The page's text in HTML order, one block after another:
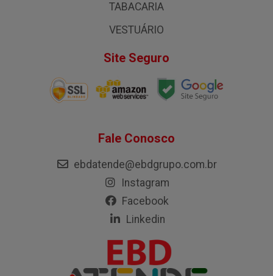
TABACARIA
VESTUÁRIO
Site Seguro
Fale Conosco
ebdatende@ebdgrupo.com.br
Instagram
Facebook
Linkedin